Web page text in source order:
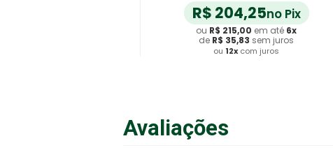
R$ 204,25no Pix
ou R$ 215,00 em até 6x
de R$ 35,83 sem juros
ou 12x com juros
Avaliações